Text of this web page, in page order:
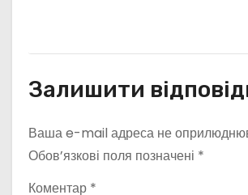
Залишити
Ваша e-mail адреса не
Обов’язкові поля позначені *
Коментар *